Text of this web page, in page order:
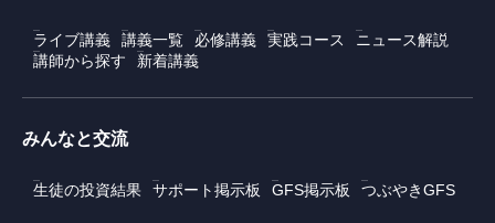
ライブ講義 講義一覧 必修講義 実践コース
ニュース解説
講師から探す
新着講義
みんなと交流
生徒の投資結果 サポート掲示板 GFS掲示板 つぶやきGFS